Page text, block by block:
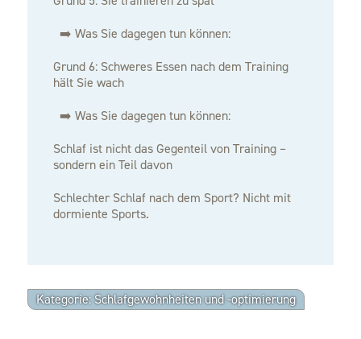
Kategorie: Schlafgewohnheiten und -optimierung
➡️ Was Sie dagegen tun können:
Grund 6: Schweres Essen nach dem Training
hält Sie wach
➡️ Was Sie dagegen tun können:
Schlaf ist nicht das Gegenteil von Training –
sondern ein Teil davon
Schlechter Schlaf nach dem Sport? Nicht mit
dormiente Sports.